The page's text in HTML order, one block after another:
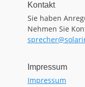
Kontakt
Sie haben
Nehmen Sie
Impressum
Impressum